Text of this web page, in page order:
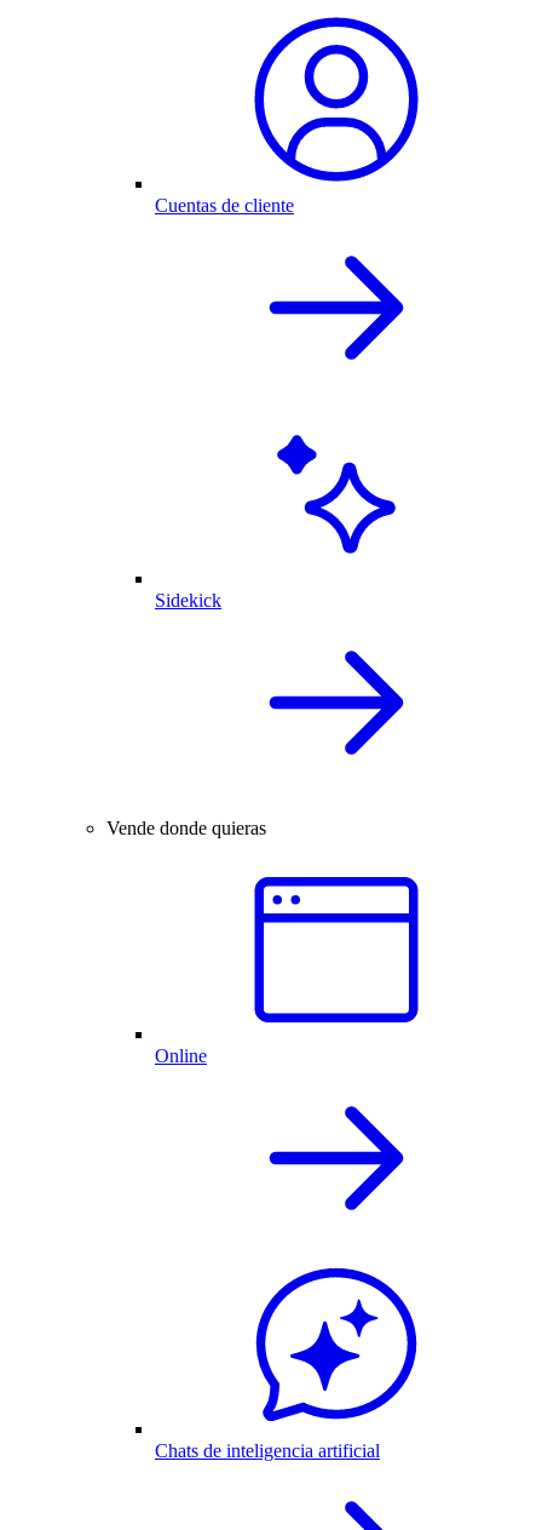
Cuentas de cliente
Sidekick
Vende donde quieras
Online
Chats de inteligencia artificial